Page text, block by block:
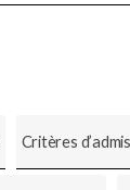
Critères